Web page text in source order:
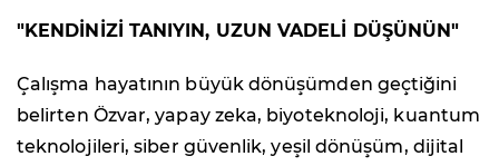
"KENDİNİZİ TANIYIN, UZUN VADELİ DÜŞÜNÜN"
Çalışma hayatının büyük dönüşümden geçtiğini
belirten Özvar, yapay zeka, biyoteknoloji, kuantum
teknolojileri, siber güvenlik, yeşil dönüşüm, dijital